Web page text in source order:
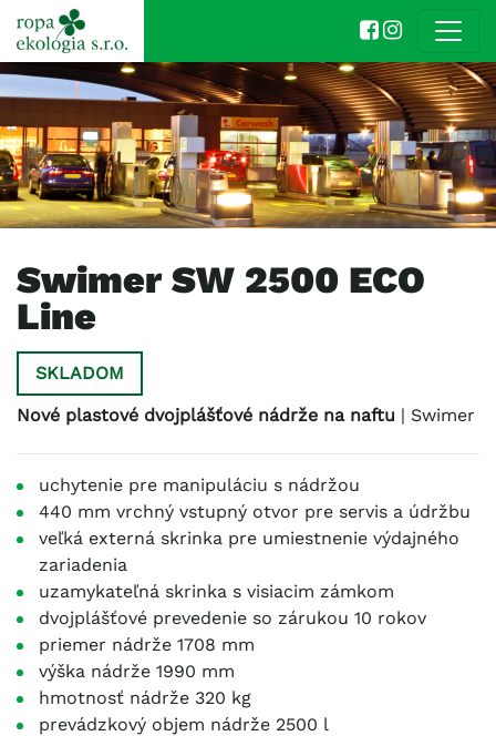
Swimer SW 2500 ECO
Line
SKLADOM
Nové plastové dvojplášťové nádrže na naftu | Swimer
uchytenie pre manipuláciu s nádržou
440 mm vrchný vstupný otvor pre servis a údržbu
veľká externá skrinka pre umiestnenie výdajného
zariadenia
uzamykateľná skrinka s visiacim zámkom
dvojplášťové prevedenie so zárukou 10 rokov
priemer nádrže 1708 mm
výška nádrže 1990 mm
hmotnosť nádrže 320 kg
prevádzkový objem nádrže 2500 l